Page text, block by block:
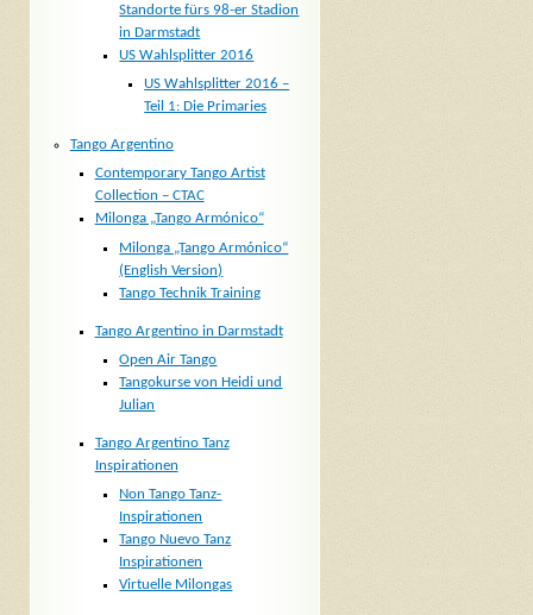
Standorte fürs 98-er Stadion
in Darmstadt
US Wahlsplitter 2016
US Wahlsplitter 2016 –
Teil 1: Die Primaries
Tango Argentino
Contemporary Tango Artist
Collection – CTAC
Milonga „Tango Armónico“
Milonga „Tango Armónico“
(English Version)
Tango Technik Training
Tango Argentino in Darmstadt
Open Air Tango
Tangokurse von Heidi und
Julian
Tango Argentino Tanz
Inspirationen
Non Tango Tanz-
Inspirationen
Tango Nuevo Tanz
Inspirationen
Virtuelle Milongas